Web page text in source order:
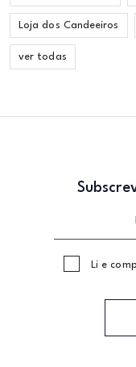
Loja dos Candeeiros
ver todas
Li e